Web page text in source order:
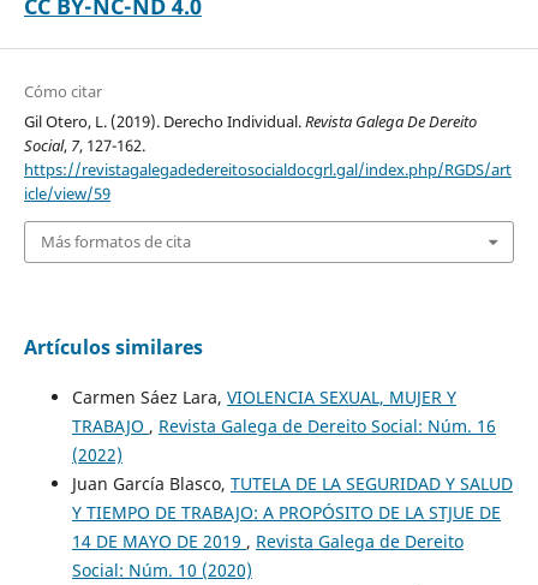
CC BY-NC-ND 4.0
Cómo citar
Gil Otero, L. (2019). Derecho Individual.Revista Galega De Dereito
Social, 7, 127-162.
https://revistagalegadedereitosocialdocgrl.gal/index.php/RGDS/art
icle/view/59
Más formatos de cita
Artículos similares
Carmen Sáez Lara, VIOLENCIA SEXUAL, MUJER Y
TRABAJO , Revista Galega de Dereito Social: Núm. 16
(2022)
Juan García Blasco, TUTELA DE LA SEGURIDAD Y SALUD
Y TIEMPO DE TRABAJO: A PROPÓSITO DE LA STJUE DE
14 DE MAYO DE 2019 , Revista Galega de Dereito
Social: Núm. 10 (2020)